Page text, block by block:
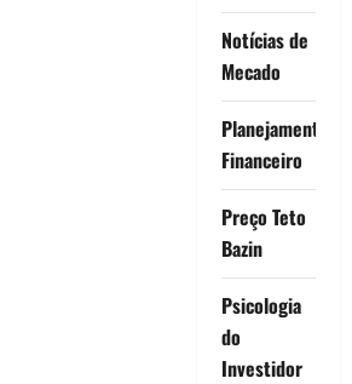
Notícias de
Mecado
Planejamento
Financeiro
Preço Teto
Bazin
Psicologia
do
Investidor